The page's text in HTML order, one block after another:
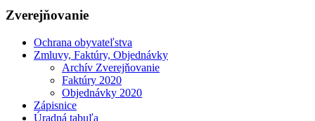
Zverejňovanie
Ochrana obyvateľstva
Zmluvy, Faktúry, Objednávky
Archív Zverejňovanie
Faktúry 2020
Objednávky 2020
Zápisnice
Úradná tabuľa